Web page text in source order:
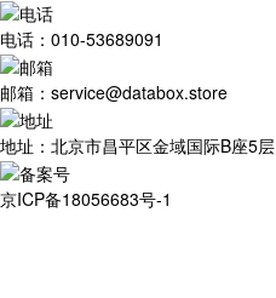
电话：010-53689091
邮箱：service@databox.store
地址：北京市昌平区金域国际B座5层
京ICP备18056683号-1